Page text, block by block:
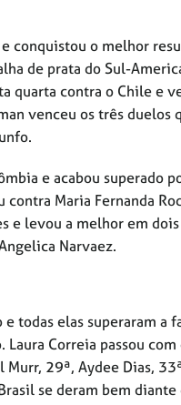
conquistou o melhor
de prata do Sul-
quarta contra o Chile e
venceu os três duelos
e acabou superado
Maria Fernanda
e levou a melhor em
Narvaez.
todas elas superaram a
Correia passou
29ª, Aydee Dias,
se deram bem diante